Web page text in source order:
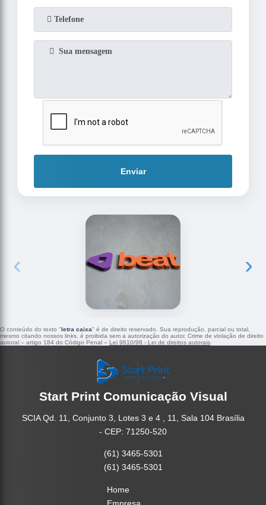
Enviar
‹ ›
O conteúdo do texto "letra caixa" é de direito reservado. Sua reprodução, parcial ou total,
mesmo citando nossos links, é proibida sem a autorização do autor. Crime de violação de direito
autoral – artigo 184 do Código Penal – Lei 9610/98 - Lei de direitos autorais
Start Print Comunicação Visual
SCIA Qd. 11, Conjunto 3, Lotes 3 e 4 , 11, Sala 104 Brasília
- CEP: 71250-520
(61) 3465-5301
(61) 3465-5301
Home